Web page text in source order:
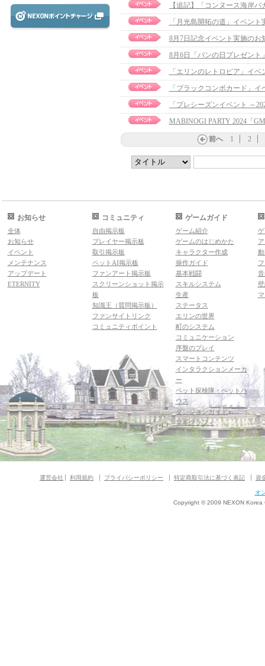
「月光島開拓の道」イベント
8月7日記念イベント実施のお
8月6日「パンの日プレゼント
「エリンのレトロピア」イ
「ブラックコンボカード」
MABINOGI PARTY 2024「
前へ 1 2
お知らせ
全体
お知らせ
イベント
メンテナンス
アップデート
ETERNITY
コミュニティ
自由掲示板
プレイヤー掲示板
取引掲示板
ペットAI掲示板
ファンアート掲示板
スクリーンショット掲示
板
知識王（質問掲示板）
ファンサイトリンク
コミュニティポイント
ゲームガイド
ゲーム紹介
ゲームのはじめかた
キャラクター作成
操作ガイド
基本戦闘
スキルシステム
生産
ステータス
エリンの世界
町のシステム
コミュニケーション
序盤のプレイ
スマートコンテンツ
インタラクションメーカ
ー
ペット探検隊・ペットハ
ウス
ダンジョンガイド
マギグラフィ
運営会社 利用規約 プライバシーポリシー 特定商取引法に基づく表記 資
オ
Copyright © 2009 NEXON Korea